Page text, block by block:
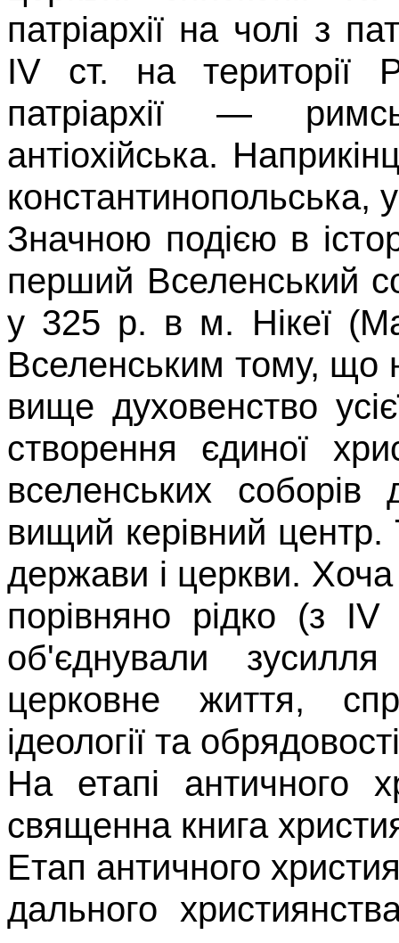
патріархії на чолі з
IV
ст. на території
патріархії—
антіохійська.
константино­польська,
Значною подією в
перший Вселенський
у 325 р. в м. Нікеї
Вселенським то­му, що
вище духовенство
створення єдиної
вселенських соборів
вищий керівний центр.
держави і церкви.
порівняно рідко (з IV
об'єдну­вали
церковне життя,
ідеології та
На етапі античного
свя­щенна книга
Етап античного
дального